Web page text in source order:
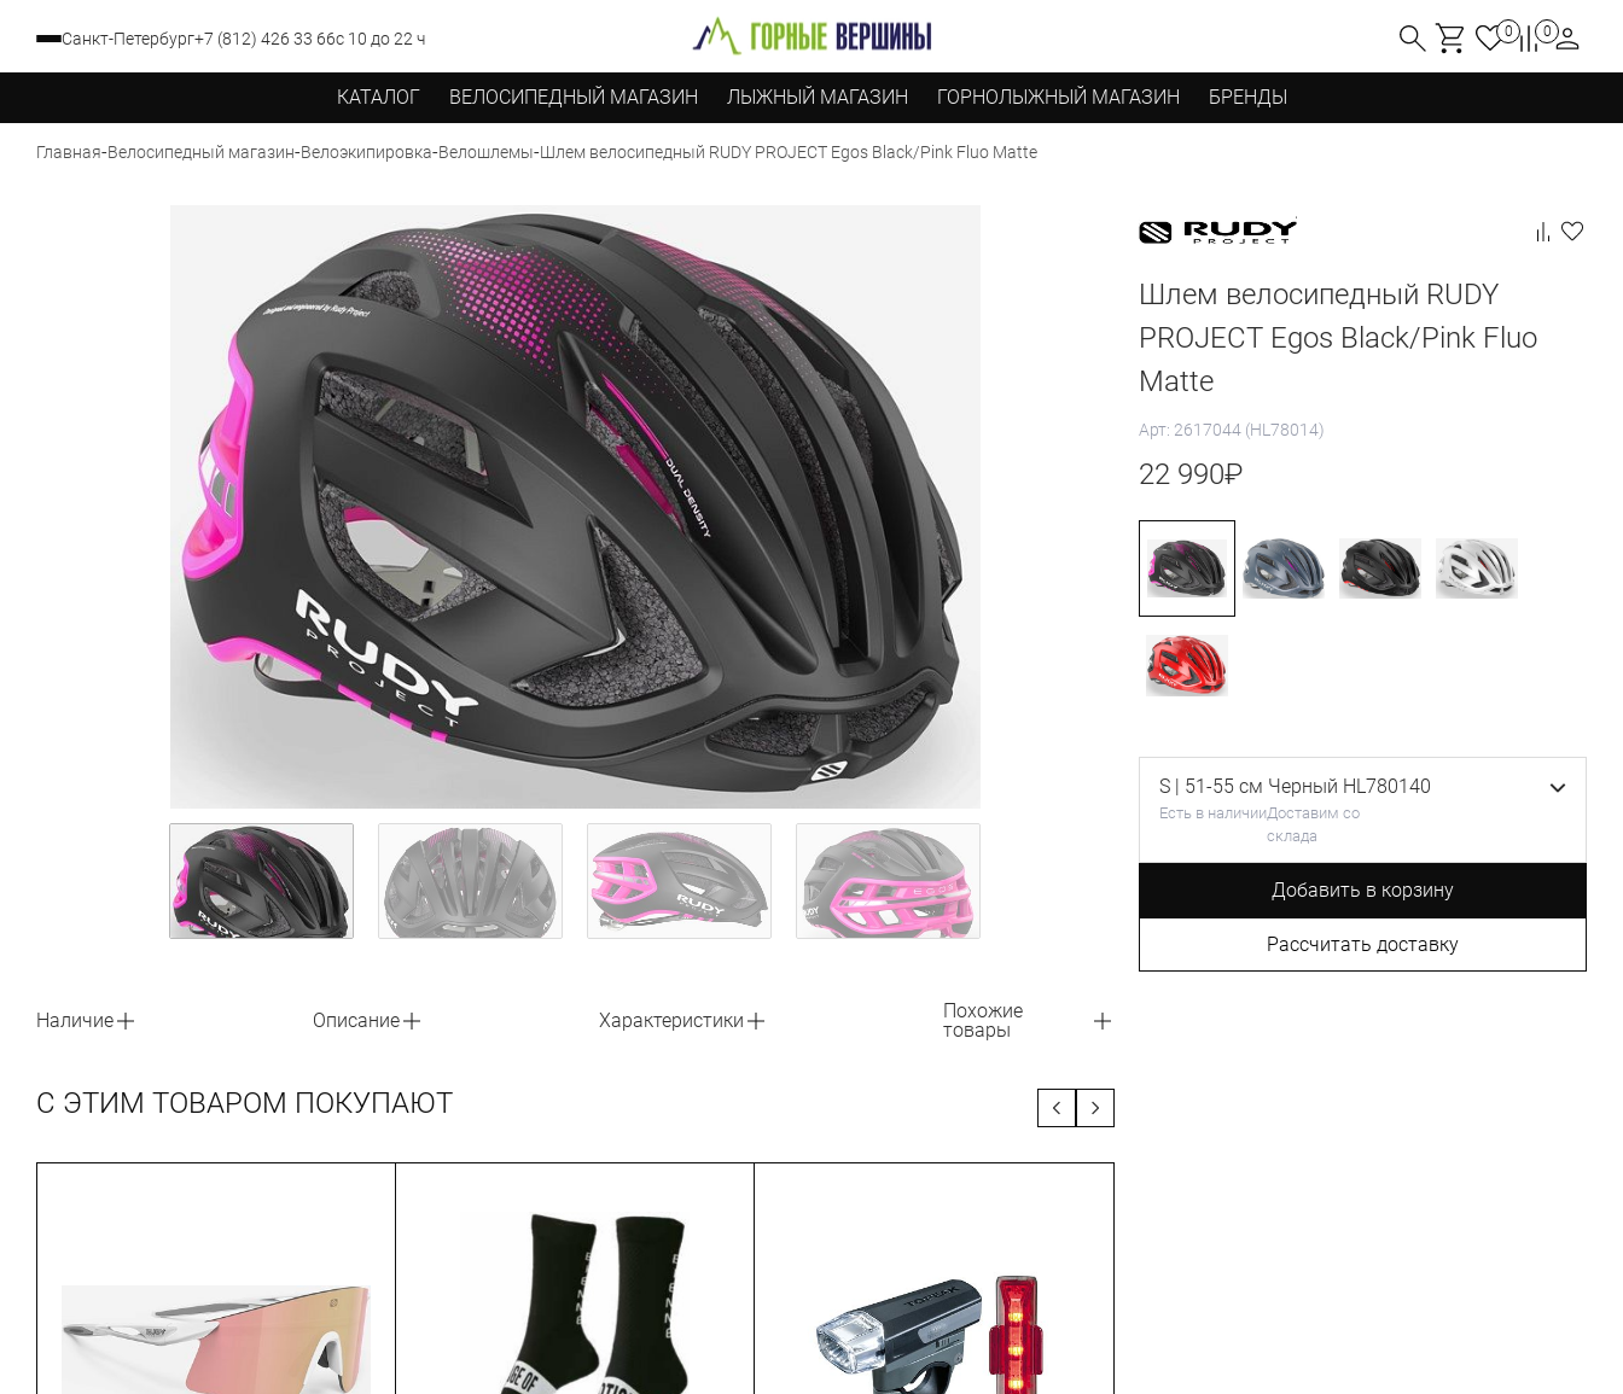
Санкт-Петербург+7 (812) 426 33 66с 10 до 22 ч 0 0
КАТАЛОГ ВЕЛОСИПЕДНЫЙ МАГАЗИН ЛЫЖНЫЙ МАГАЗИН ГОРНОЛЫЖНЫЙ МАГАЗИН БРЕНДЫ
Главная-Велосипедный магазин-Велоэкипировка-Велошлемы-Шлем велосипедный RUDY PROJECT Egos Black/Pink Fluo Matte
Шлем велосипедный RUDY
PROJECT Egos Black/Pink Fluo
Matte
Арт: 2617044 (HL78014)
22 990₽
S | 51-55 см Черный HL780140
Есть в наличииДоставим со
склада
Добавить в корзину
Рассчитать доставку
Наличие Описание Характеристики
Похожие
товары
С ЭТИМ ТОВАРОМ ПОКУПАЮТ